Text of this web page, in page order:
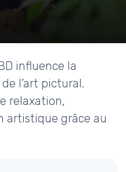
influence la
l’art pictural.
relaxation,
artistique grâce au